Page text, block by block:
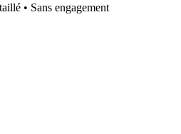
• Sans engagement